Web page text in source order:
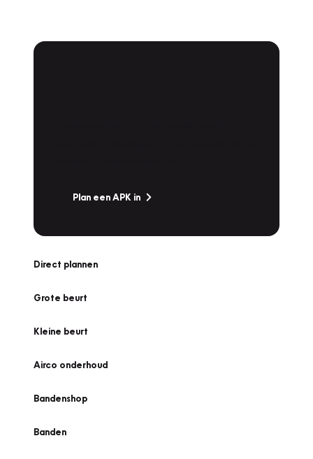
Plan een APK in
Direct plannen
Grote beurt
Kleine beurt
Airco onderhoud
Bandenshop
Banden